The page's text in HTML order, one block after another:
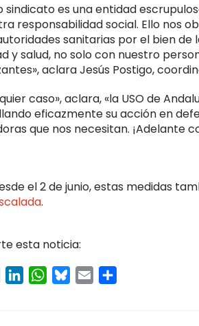
sindicato es una entidad
responsabilidad social. Ello nos
sanitarias por el bien
y salud, no solo con nuestro
aclara Jesús Postigo,
caso», aclara, «la USO de
eficazmente su acción en
que nos necesitan. ¡Adelante
el 2 de junio, estas medidas
.
esta noticia:
LinkedInWhatsApp
Bluesky
Email